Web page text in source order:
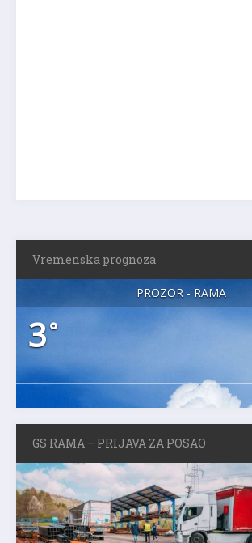
Vremenska prognoza
PROZOR - RAMA
3°
GS RAMA – PRIJAVA ZA POSAO